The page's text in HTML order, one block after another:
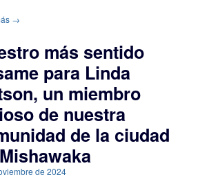
→
más sentido
para Linda
un miembro
de nuestra
de la ciudad
de 2024